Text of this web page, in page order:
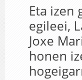
Eta izen
egileei,
Joxe
honen